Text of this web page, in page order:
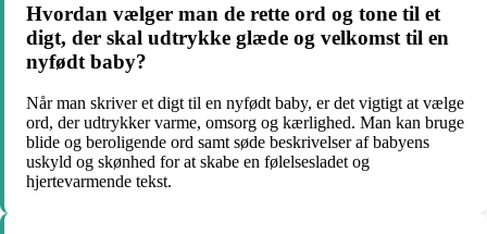
Hvordan vælger man de rette ord og tone til et
digt, der skal udtrykke glæde og velkomst til en
nyfødt baby?
Når man skriver et digt til en nyfødt baby, er det vigtigt at vælge
ord, der udtrykker varme, omsorg og kærlighed. Man kan bruge
blide og beroligende ord samt søde beskrivelser af babyens
uskyld og skønhed for at skabe en følelsesladet og
hjertevarmende tekst.